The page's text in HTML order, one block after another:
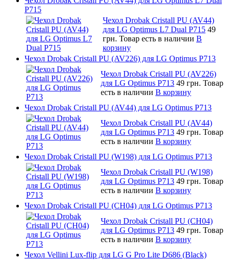
P715
Чехол Drobak Cristall PU (AV44)
для LG Optimus L7 Dual P715 49
грн. Товар есть в наличии В
корзину
Чехол Drobak Cristall PU (AV226) для LG Optimus P713
Чехол Drobak Cristall PU (AV226)
для LG Optimus P713 49 грн. Товар
есть в наличии В корзину
Чехол Drobak Cristall PU (AV44) для LG Optimus P713
Чехол Drobak Cristall PU (AV44)
для LG Optimus P713 49 грн. Товар
есть в наличии В корзину
Чехол Drobak Cristall PU (W198) для LG Optimus P713
Чехол Drobak Cristall PU (W198)
для LG Optimus P713 49 грн. Товар
есть в наличии В корзину
Чехол Drobak Cristall PU (CH04) для LG Optimus P713
Чехол Drobak Cristall PU (CH04)
для LG Optimus P713 49 грн. Товар
есть в наличии В корзину
Чехол Vellini Lux-flip для LG G Pro Lite D686 (Black)